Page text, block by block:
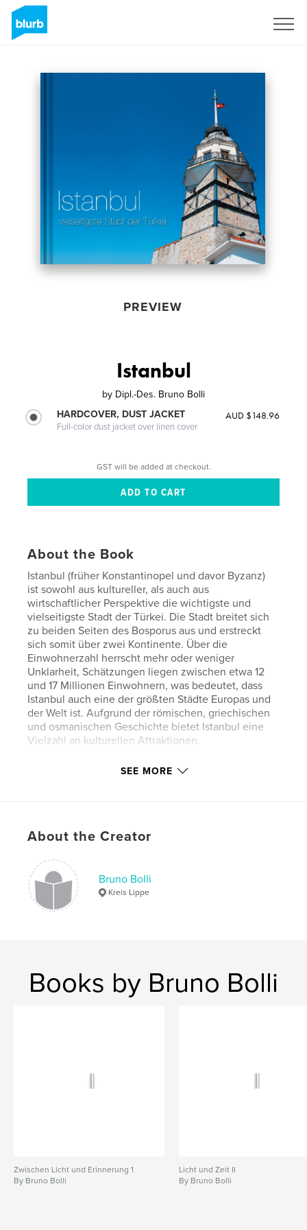
PREVIEW
Istanbul
by Dipl.-Des. Bruno Bolli
HARDCOVER, DUST JACKET
Full-color dust jacket over linen cover
AUD $148.96
GST will be added at checkout.
About the Book
Istanbul (früher Konstantinopel und davor Byzanz)
ist sowohl aus kultureller, als auch aus
wirtschaftlicher Perspektive die wichtigste und
vielseitigste Stadt der Türkei. Die Stadt breitet sich
zu beiden Seiten des Bosporus aus und erstreckt
sich somit über zwei Kontinente. Über die
Einwohnerzahl herrscht mehr oder weniger
Unklarheit, Schätzungen liegen zwischen etwa 12
und 17 Millionen Einwohnern, was bedeutet, dass
Istanbul auch eine der größten Städte Europas und
der Welt ist. Aufgrund der römischen, griechischen
und osmanischen Geschichte bietet Istanbul eine
Vielzahl an kulturellen Attraktionen.
33×28 cm
Publish Date:
Nov 29, 2015
LanguageGerman
Keywords
SEE MORE
About the Creator
Bruno Bolli
Kreis Lippe
Books by Bruno Bolli
Zwischen Licht und Erinnerung 1
By Bruno Bolli
Licht und Zeit II
By Bruno Bolli